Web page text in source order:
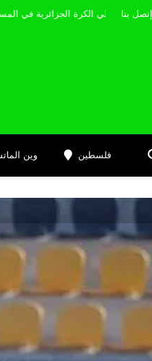
إتصل بنا
وين فلسطين